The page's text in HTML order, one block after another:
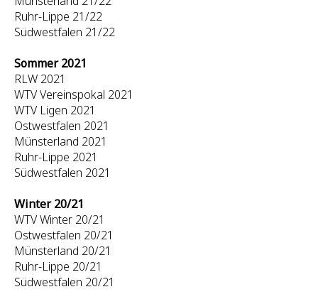
Ruhr-Lippe 21/22
Südwestfalen 21/22
Sommer 2021
RLW 2021
WTV Vereinspokal 2021
WTV Ligen 2021
Ostwestfalen 2021
Münsterland 2021
Ruhr-Lippe 2021
Südwestfalen 2021
Winter 20/21
WTV Winter 20/21
Ostwestfalen 20/21
Münsterland 20/21
Ruhr-Lippe 20/21
Südwestfalen 20/21